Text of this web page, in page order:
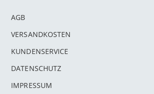
AGB
VERSANDKOSTEN
KUNDENSERVICE
DATENSCHUTZ
IMPRESSUM